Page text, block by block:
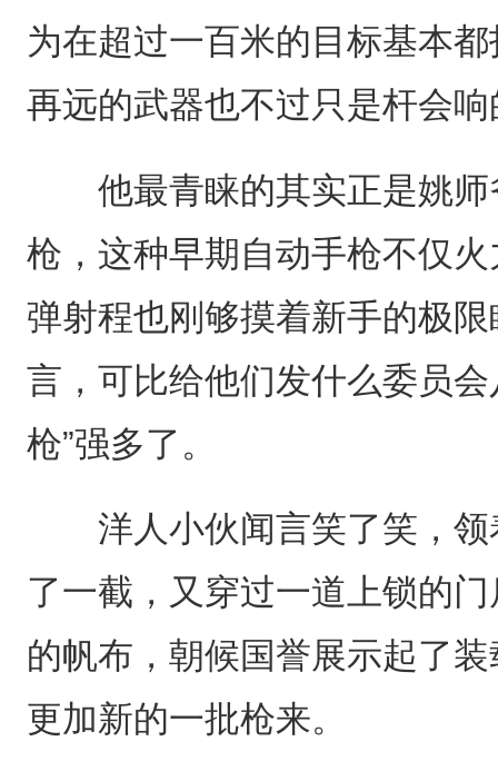
为在超过一百米的目标基本
再远的武器也不过只是杆会
他最青睐的其实正是姚师
枪，这种早期自动手枪不仅
弹射程也刚够摸着新手的极
言，可比给他们发什么委员
枪”强多了。
洋人小伙闻言笑了笑，领
了一截，又穿过一道上锁的
的帆布，朝候国誉展示起了
更加新的一批枪来。